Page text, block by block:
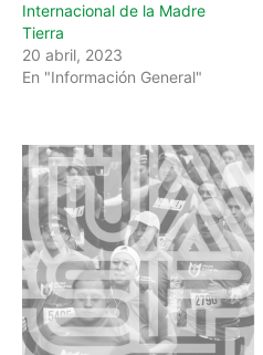
Internacional de la Madre
Tierra
20 abril, 2023
En "Información General"